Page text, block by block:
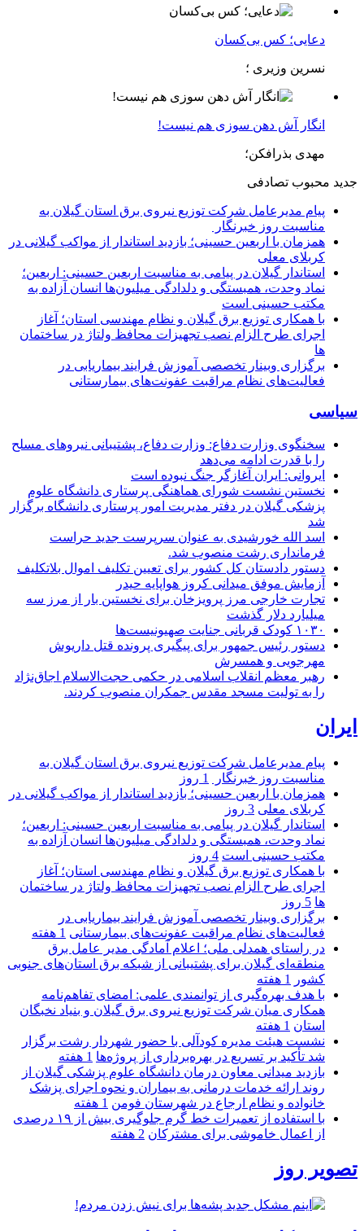
دعایی؛ کس بی‌کسان
نسرین وزیری ؛
انگار آش دهن سوزی هم نیست!
مهدی بذرافکن؛
جدید محبوب تصادفی
پیام مدیرعامل شركت توزیع نیروی برق استان گیلان به
مناسبت روز خبرنگار ‌
همزمان با اربعین حسینی؛ بازدید استاندار از مواکب گیلانی در
کربلای معلی
استاندار گیلان در پیامی به مناسبت اربعین حسینی: اربعین؛
نماد وحدت، همبستگی و دلدادگی میلیون‌ها انسان آزاده به
مکتب حسینی است
با همکاری توزیع برق گیلان و نظام مهندسی استان؛ آغاز
اجرای طرح الزام نصب تجهیزات محافظ ولتاژ در ساختمان
ها
برگزاری وبینار تخصصی آموزش فرایند بیماریابی در
فعالیت‌های نظام مراقبت عفونت‌های بیمارستانی
سیاسی
سخنگوی وزارت دفاع: وزارت دفاع، پشتیبانی نیرو‌های مسلح
را با قدرت ادامه می‌دهد
ایروانی: ایران آغازگر جنگ نبوده است
نخستین نشست شورای هماهنگی پرستاری دانشگاه علوم
پزشکی گیلان در دفتر مدیریت امور پرستاری دانشگاه برگزار
شد
اسد الله خورشیدی به عنوان سرپرست جدید حراست
فرمانداری رشت منصوب شد.
دستور دادستان کل کشور برای تعیین تکلیف اموال بلاتکلیف
آزمایش موفق میدانی کروز هواپایه حیدر
تجارت خارجی مرز پرویزخان برای نخستین بار از مرز سه
میلیارد دلار گذشت
۱۰۳۰ کودک قربانی جنایت صهیونیست‌ها
دستور رئیس جمهور برای پیگیری پرونده قتل داریوش
مهرجویی و همسرش
رهبر معظم انقلاب اسلامی در حکمی حجت‌الاسلام اجاق‌نژاد
را به تولیت مسجد مقدس جمکران منصوب کردند.
ایران
پیام مدیرعامل شركت توزیع نیروی برق استان گیلان به
مناسبت روز خبرنگار ‌
1 روز
همزمان با اربعین حسینی؛ بازدید استاندار از مواکب گیلانی در
کربلای معلی 3 روز
استاندار گیلان در پیامی به مناسبت اربعین حسینی: اربعین؛
نماد وحدت، همبستگی و دلدادگی میلیون‌ها انسان آزاده به
مکتب حسینی است 4 روز
با همکاری توزیع برق گیلان و نظام مهندسی استان؛ آغاز
اجرای طرح الزام نصب تجهیزات محافظ ولتاژ در ساختمان
ها 5 روز
برگزاری وبینار تخصصی آموزش فرایند بیماریابی در
فعالیت‌های نظام مراقبت عفونت‌های بیمارستانی 1 هفته
در راستای همدلی ملی؛ اعلام آمادگی مدیر عامل برق
منطقه‌ای گیلان برای پشتیبانی از شبكه برق استان‌های جنوبی
كشور
1 هفته
با هدف بهره‌گیری از توانمندی علمی: امضای تفاهم‌نامه
همكاری میان شركت توزیع نیروی برق گیلان و بنیاد نخبگان
استان 1 هفته
نشست هیئت مدیره کودآلی با حضور شهردار رشت برگزار
شد تأکید بر تسریع در بهره‌برداری از پروژه‌ها 1 هفته
بازدید میدانی معاون درمان دانشگاه علوم پزشکی گیلان از
روند ارائه خدمات درمانی به بیماران و نحوه اجرای پزشک
خانواده و نظام ارجاع در شهرستان فومن 1 هفته
با استفاده از تعمیرات خط گرم جلوگیری بیش از ۱۹ درصدی
از اعمال خاموشی برای مشتركان 2 هفته
تصویر روز